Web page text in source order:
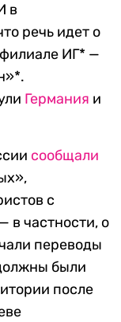
в
речь идет о
ИГ* —
Германия и
сообщали
с
в частности, о
переводы
были
после